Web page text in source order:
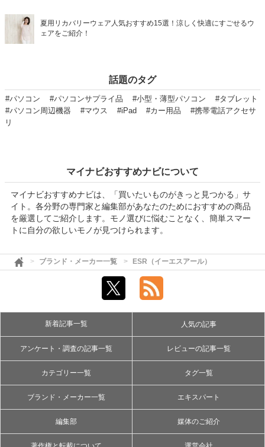
夏用リカバリーウェア人気おすすめ15選！涼しく快適にすごせるウ
ェアをご紹介！
話題のタグ
#パソコン #パソコンサプライ品 #小型・薄型パソコン
#タブレット
#パソコン周辺機器
#マウス #iPad #カー用品
#携帯電話アクセサ
リ
マイナビおすすめナビについて
マイナビおすすめナビは、「買いたいものがきっと見つかる」サ
イト。各分野の専門家と編集部があなたのためにおすすめの商品
を厳選してご紹介します。モノ選びに悩むことなく、簡単スマー
トに自分の欲しいモノが見つけられます。
ブランド・メーカー一覧 ESR（イーエスアール）
新着記事一覧 人気の記事
アンケート・調査の記事一覧 レビューの記事一覧
カテゴリー一覧 タグ一覧
ブランド・メーカー一覧 エキスパート
編集部 媒体のご紹介